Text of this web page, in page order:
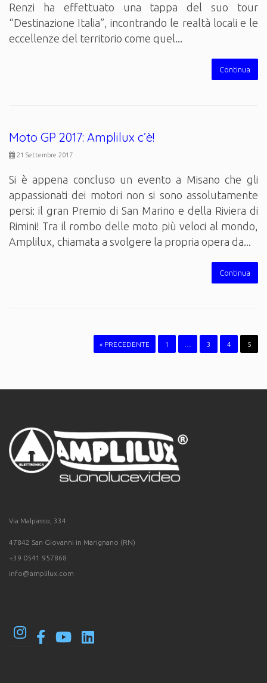
Renzi ha effettuato una tappa del suo tour
“Destinazione Italia”, incontrando le realtà locali e le
eccellenze del territorio come quel...
Continua
Moto GP 2017: Amplilux c’è!
21 Settembre 2017
Si è appena concluso un evento a Misano che gli
appassionati dei motori non si sono assolutamente
persi: il gran Premio di San Marino e della Riviera di
Rimini! Tra il rombo delle moto più veloci al mondo,
Amplilux, chiamata a svolgere la propria opera da...
Continua
« PRECEDENTE 1 3 4 5
Via Malpasso, 334
47842 San Giovanni in Marignano (RN)
+39 0541 957868
info@amplilux.com